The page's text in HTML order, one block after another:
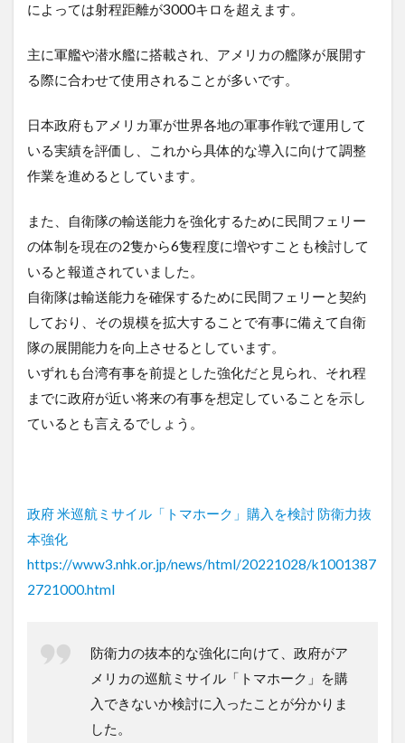
によっては射程距離が3000キロを超えます。
主に軍艦や潜水艦に搭載され、アメリカの艦隊が展開す
る際に合わせて使用されることが多いです。
日本政府もアメリカ軍が世界各地の軍事作戦で運用して
いる実績を評価し、これから具体的な導入に向けて調整
作業を進めるとしています。
また、自衛隊の輸送能力を強化するために民間フェリー
の体制を現在の2隻から6隻程度に増やすことも検討して
いると報道されていました。
自衛隊は輸送能力を確保するために民間フェリーと契約
しており、その規模を拡大することで有事に備えて自衛
隊の展開能力を向上させるとしています。
いずれも台湾有事を前提とした強化だと見られ、それ程
までに政府が近い将来の有事を想定していることを示し
ているとも言えるでしょう。
政府 米巡航ミサイル「トマホーク」購入を検討 防衛力抜
本強化
https://www3.nhk.or.jp/news/html/20221028/k1001387
2721000.html
防衛力の抜本的な強化に向けて、政府がア
メリカの巡航ミサイル「トマホーク」を購
入できないか検討に入ったことが分かりま
した。